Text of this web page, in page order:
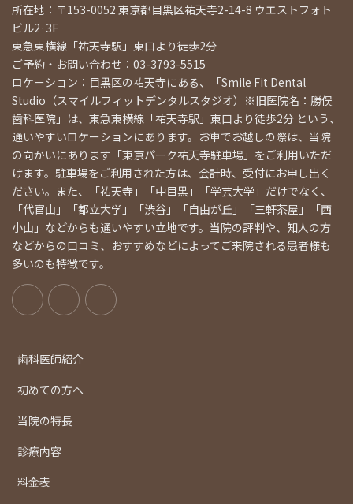
所在地：〒153-0052 東京都目黒区祐天寺2-14-8 ウエストフォト
ビル2·3F
東急東横線「祐天寺駅」東口より徒歩2分
ご予約・お問い合わせ：03-3793-5515
ロケーション：目黒区の祐天寺にある、「Smile Fit Dental
Studio（スマイルフィットデンタルスタジオ）※旧医院名：勝俣
歯科医院」は、東急東横線「祐天寺駅」東口より徒歩2分 という、
通いやすいロケーションにあります。お車でお越しの際は、当院
の向かいにあります「東京パーク祐天寺駐車場」をご利用いただ
けます。駐車場をご利用された方は、会計時、受付にお申し出く
ださい。また、「祐天寺」「中目黒」「学芸大学」だけでなく、
「代官山」「都立大学」「渋谷」「自由が丘」「三軒茶屋」「西
小山」などからも通いやすい立地です。当院の評判や、知人の方
などからの口コミ、おすすめなどによってご来院される患者様も
多いのも特徴です。
歯科医師紹介
初めての方へ
当院の特長
診療内容
料金表